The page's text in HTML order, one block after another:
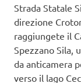
Strada Statale
direzione
raggiungete il
Spezzano Sila,
da anticamera
verso il lago